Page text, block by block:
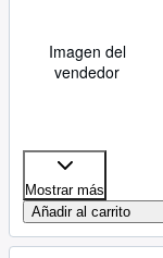
Imagen del
vendedor
Mostrar más
Añadir al carrito